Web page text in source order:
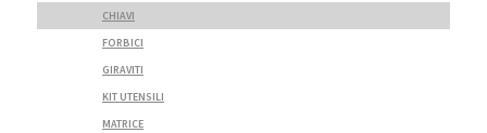
CHIAVI
FORBICI
GIRAVITI
KIT UTENSILI
MATRICE